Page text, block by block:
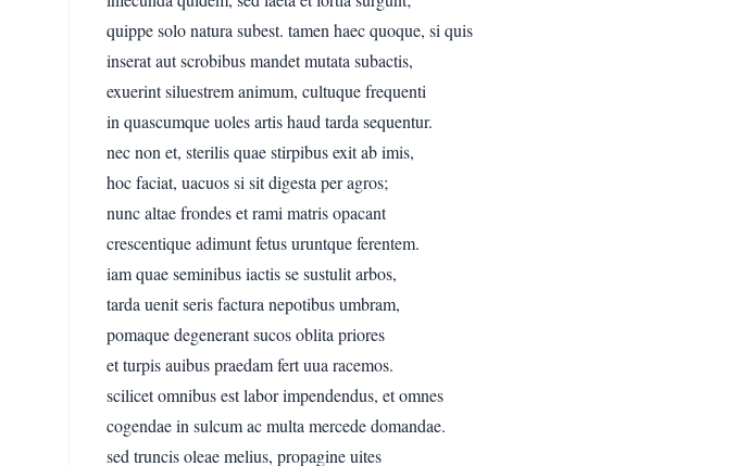
quippe solo natura subest. tamen haec quoque, si quis
inserat aut scrobibus mandet mutata subactis,
exuerint siluestrem animum, cultuque frequenti
in quascumque uoles artis haud tarda sequentur.
nec non et, sterilis quae stirpibus exit ab imis,
hoc faciat, uacuos si sit digesta per agros;
nunc altae frondes et rami matris opacant
crescentique adimunt fetus uruntque ferentem.
iam quae seminibus iactis se sustulit arbos,
tarda uenit seris factura nepotibus umbram,
pomaque degenerant sucos oblita priores
et turpis auibus praedam fert uua racemos.
scilicet omnibus est labor impendendus, et omnes
cogendae in sulcum ac multa mercede domandae.
sed truncis oleae melius, propagine uites